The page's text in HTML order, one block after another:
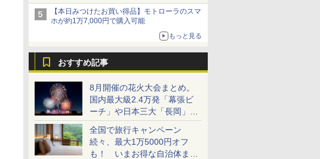
【本日みつけたお買い得品】モトローラのスマ
ホが約1万7,000円で購入可能
もっと見る
おすすめ記事
8月開催の花火大会まとめ。
国内最大級2.4万発「幕張ビ
ーチ」や日本三大「長岡」な
ど大型イベント目白押し！
全国で旅行キャンペーン
続々、最大1万5000円オフ
も！ いまお得な自治体まと